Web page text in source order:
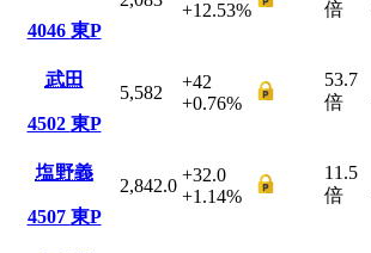
4046 東P
+12.53%
倍
武田
4502 東P
5,582
+42
+0.76%
53.7
倍
塩野義
4507 東P
2,842.0
+32.0
+1.14%
11.5
倍